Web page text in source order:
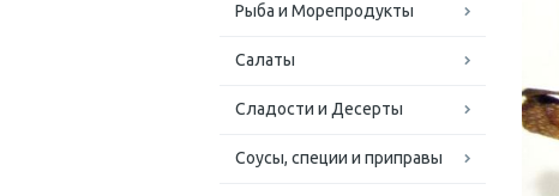
Рыба и Морепродукты
Салаты
Сладости и Десерты
Соусы, специи и приправы